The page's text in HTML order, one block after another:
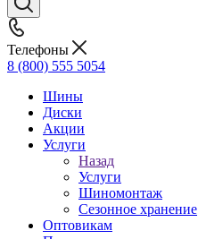
Телефоны
8 (800) 555 5054
Шины
Диски
Акции
Услуги
Назад
Услуги
Шиномонтаж
Сезонное хранение
Оптовикам